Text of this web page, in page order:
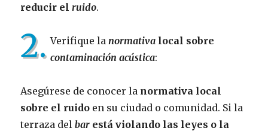
reducir el ruido.
2. Verifique la normativa local sobre
contaminación acústica:
Asegúrese de conocer la normativa local
sobre el ruido en su ciudad o comunidad. Si la
terraza delbar está violando las leyes o la